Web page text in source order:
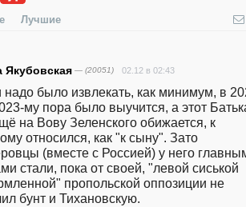
Лучшие
Якубовская — (20051) 02.12 в 02:43
надо было извлекать, как минимум, в
му пора было выучится, а этот
на Вову Зеленского обижается, к
относился, как "к сыну". Зато
(вместе с Россией) у него
стали, пока от своей, "левой сиськой
пропольской оппозиции не
бунт и Тихановскую.